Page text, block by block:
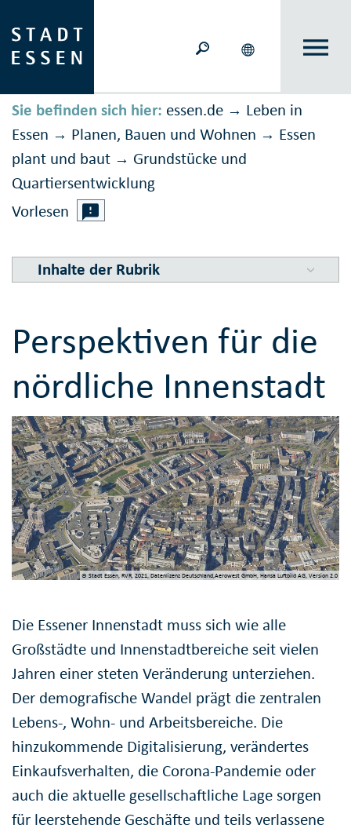
Sie befinden sich hier: essen.de → Leben in
Essen → Planen, Bauen und Wohnen → Essen
plant und baut → Grundstücke und
Quartiersentwicklung
Vorlesen
Inhalte der Rubrik
Perspektiven für die
nördliche Innenstadt
© Stadt Essen, RVR, 2021, Datenlizenz Deutschland,Aerowest GmbH, Hansa Luftbild AG, Version 2.0
Die Essener Innenstadt muss sich wie alle
Großstädte und Innenstadtbereiche seit vielen
Jahren einer steten Veränderung unterziehen.
Der demografische Wandel prägt die zentralen
Lebens-, Wohn- und Arbeitsbereiche. Die
hinzukommende Digitalisierung, verändertes
Einkaufsverhalten, die Corona-Pandemie oder
auch die aktuelle gesellschaftliche Lage sorgen
für leerstehende Geschäfte und teils verlassene